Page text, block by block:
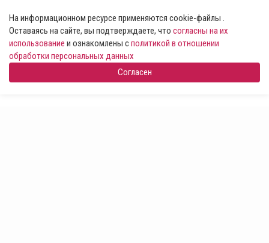
На информационном ресурсе применяются cookie-файлы .
Оставаясь на сайте, вы подтверждаете, что согласны на их
использование и ознакомлены сполитикой в отношении
обработки персональных данных
Согласен